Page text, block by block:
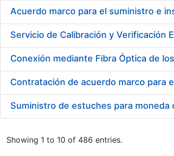
Show/Hide
Acuerdo marco para el suministro e
Suministro de estuches para moneda
Showing 1 to 10 of 486 entries.